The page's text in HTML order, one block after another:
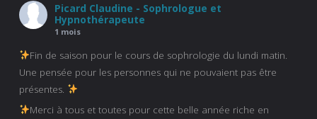
Picard Claudine - Sophrologue et
Hypnothérapeute
1 mois
Fin de saison pour le cours de sophrologie du lundi matin.
Une pensée pour les personnes qui ne pouvaient pas être
présentes.
Merci à tous et toutes pour cette belle année riche en